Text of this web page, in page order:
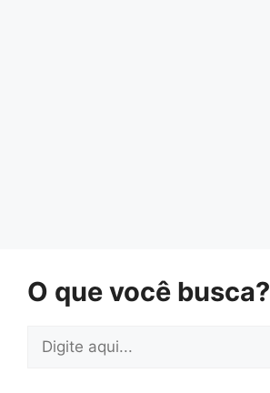
O que você busca?